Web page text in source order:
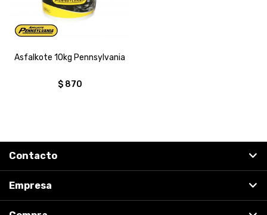
Asfalkote 10kg Pennsylvania
$ 870
Contacto
Empresa